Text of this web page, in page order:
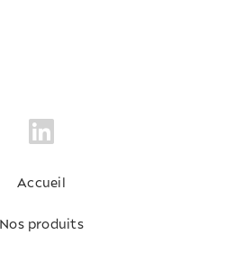
Accueil
Nos produits